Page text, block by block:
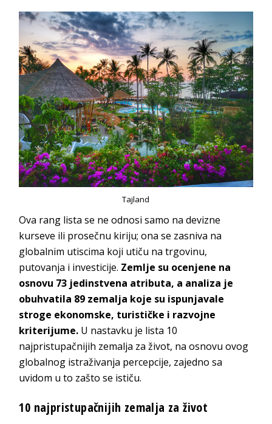
Tajland
Ova rang lista se ne odnosi samo na devizne
kurseve ili prosečnu kiriju; ona se zasniva na
globalnim utiscima koji utiču na trgovinu,
putovanja i investicije. Zemlje su ocenjene na
osnovu 73 jedinstvena atributa, a analiza je
obuhvatila 89 zemalja koje su ispunjavale
stroge ekonomske, turističke i razvojne
kriterijume. U nastavku je lista 10
najpristupačnijih zemalja za život, na osnovu ovog
globalnog istraživanja percepcije, zajedno sa
uvidom u to zašto se ističu.
10 najpristupačnijih zemalja za život